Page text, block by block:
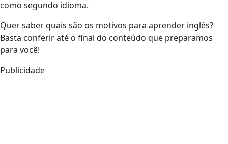
como segundo idioma.
Quer saber quais são os motivos para aprender inglês?
Basta conferir até o final do conteúdo que preparamos
para você!
Publicidade